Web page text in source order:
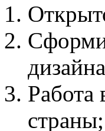
Работа
страны;